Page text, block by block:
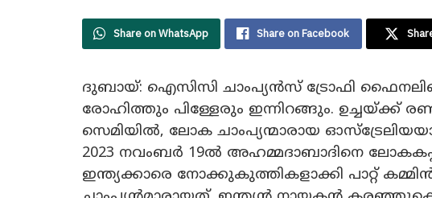
Share on WhatsApp Share on Facebook
ദുബായ്: ഐസിസി ചാംപ്യൻസ് ട്രോഫി
രോഹിത്തും പിള്ളേരും ഇന്നിറങ്ങും. ഉച്ചയ്ക്ക്
സെമിയിൽ, ലോക ചാംപ്യന്മാരായ
2023 നവംബർ 19ൽ അഹമ്മദാബാദിനെ
ഇന്ത്യക്കാരെ നോക്കുകുത്തികളാക്കി പാറ്റ്